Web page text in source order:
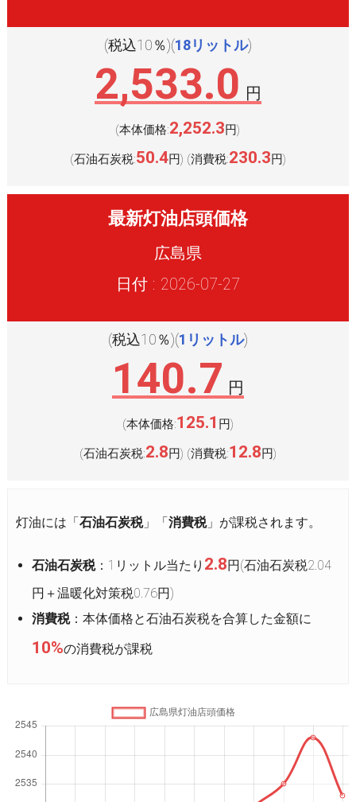
(税込10％)(18リットル)
2,533.0 円
(本体価格:2,252.3円)
(石油石炭税:50.4円) (消費税:230.3円)
最新灯油店頭価格
広島県
日付 : 2026-07-27
(税込10％)(1リットル)
140.7 円
(本体価格:125.1 円)
(石油石炭税:2.8円) (消費税:12.8円)
灯油には「石油石炭税」「消費税」が課税されます。
石油石炭税：1リットル当たり 2.8円(石油石炭税2.04
円＋温暖化対策税0.76円)
消費税：本体価格と石油石炭税を合算した金額に
10%の消費税が課税